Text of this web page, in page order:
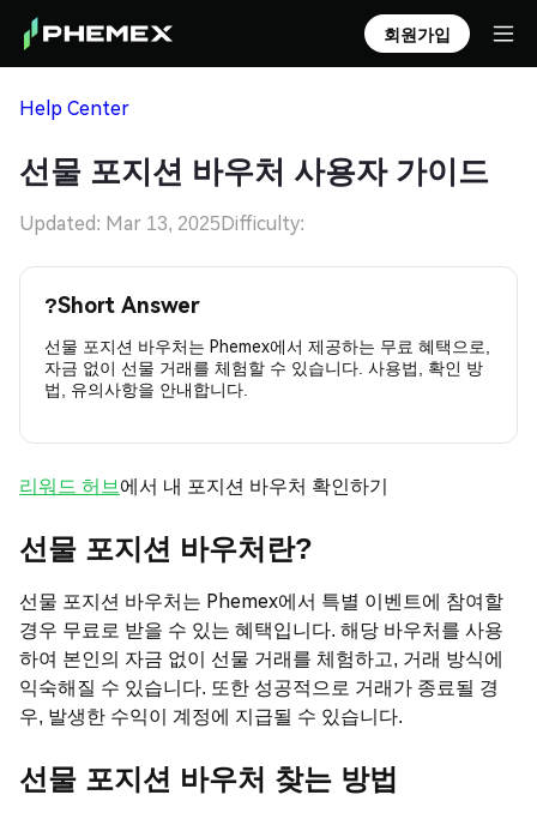
회원가입
Help Center
선물 포지션 바우처 사용자 가이드
Updated: Mar 13, 2025 Difficulty:
?Short Answer
선물 포지션 바우처는 Phemex에서 제공하는 무료 혜택으로,
자금 없이 선물 거래를 체험할 수 있습니다. 사용법, 확인 방
법, 유의사항을 안내합니다.
리워드 허브 에서 내 포지션 바우처 확인하기
선물 포지션 바우처란?
선물 포지션 바우처는 Phemex에서 특별 이벤트에 참여할
경우 무료로 받을 수 있는 혜택입니다. 해당 바우처를 사용
하여 본인의 자금 없이 선물 거래를 체험하고, 거래 방식에
익숙해질 수 있습니다. 또한 성공적으로 거래가 종료될 경
우, 발생한 수익이 계정에 지급될 수 있습니다.
선물 포지션 바우처 찾는 방법